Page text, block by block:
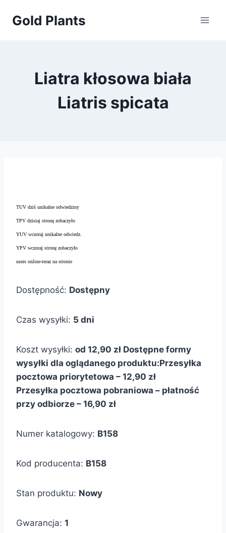
Gold Plants
Liatra kłosowa biała
Liatris spicata
TUV dziś unikalne odwiedziny
TPV dzisiaj stronę zobaczyło
YUV wczoraj unikalne odwiedz.
YPV wczoraj stronę zobaczyło
users online-teraz na stronie
Dostępność: Dostępny
Czas wysyłki: 5 dni
Koszt wysyłki: od 12,90 zł Dostępne formy
wysyłki dla oglądanego produktu:Przesyłka
pocztowa priorytetowa – 12,90 zł
Przesyłka pocztowa pobraniowa – płatność
przy odbiorze – 16,90 zł
Numer katalogowy: B158
Kod producenta: B158
Stan produktu: Nowy
Gwarancja: 1